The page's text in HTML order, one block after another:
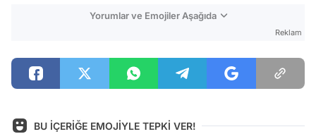
Yorumlar ve Emojiler Aşağıda
Reklam
BU İÇERİĞE EMOJİYLE TEPKİ VER!